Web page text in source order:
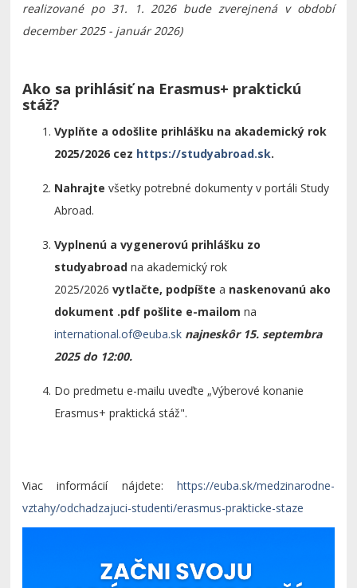
realizované po 31. 1. 2026 bude zverejnená v období
december 2025 - január 2026)
Ako sa prihlásiť na Erasmus+ praktickú
stáž?
Vyplňte a odošlite prihlášku na akademický rok
2025/2026 cez https://studyabroad.sk.
Nahrajte všetky potrebné dokumenty v portáli Study
Abroad.
Vyplnenú a vygenerovú prihlášku zo
studyabroadna akademický rok
2025/2026vytlačte, podpíšte a naskenovanú ako
dokument .pdf pošlite e-mailom na
najneskôr 15. septembra
2025 do 12:00.
Do predmetu e-mailu uveďte „Výberové konanie
Erasmus+ praktická stáž".
Viac informácií nájdete: https://euba.sk/medzinarodne-
vztahy/odchadzajuci-studenti/erasmus-prakticke-staze